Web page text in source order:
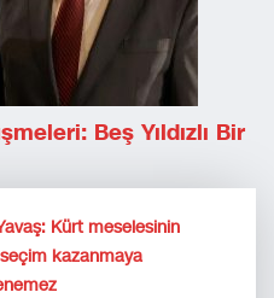
Beş Yıldızlı Bir
Kürt meselesinin
kazanmaya